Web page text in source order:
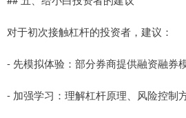
对于初次接触杠杆的投资者，建议：
- 先模拟体验：部分券商提供融资融券
- 加强学习：理解杠杆原理、风险控制方